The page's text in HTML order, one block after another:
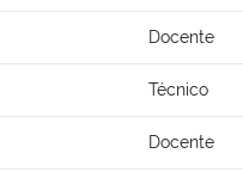
Docente
Técnico
Docente